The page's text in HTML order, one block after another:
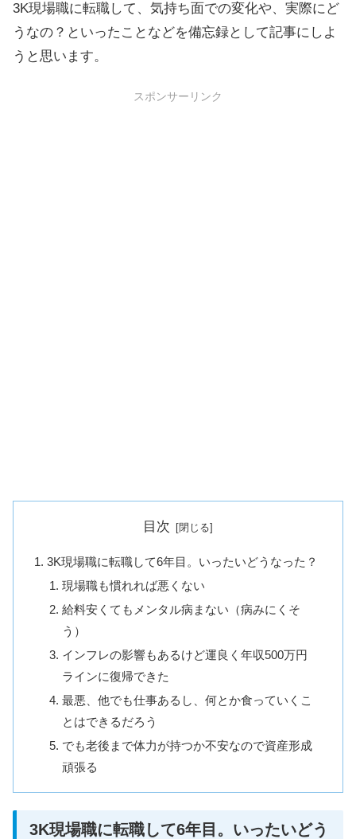
3K現場職に転職して、気持ち面での変化や、実際にど
うなの？といったことなどを備忘録として記事にしよ
うと思います。
スポンサーリンク
目次
3K現場職に転職して6年目。いったいどうなった？
現場職も慣れれば悪くない
給料安くてもメンタル病まない（病みにくそ
う）
インフレの影響もあるけど運良く年収500万円
ラインに復帰できた
最悪、他でも仕事あるし、何とか食っていくこ
とはできるだろう
でも老後まで体力が持つか不安なので資産形成
頑張る
3K現場職に転職して6年目。いったいどう